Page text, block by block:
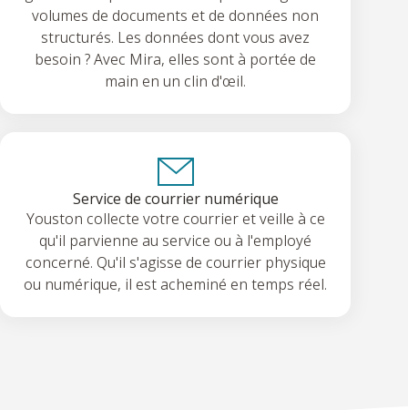
volumes de documents et de données non
structurés. Les données dont vous avez
besoin ? Avec Mira, elles sont à portée de
main en un clin d'œil.
Service de courrier numérique
Youston collecte votre courrier et veille à ce
qu'il parvienne au service ou à l'employé
concerné. Qu'il s'agisse de courrier physique
ou numérique, il est acheminé en temps réel.